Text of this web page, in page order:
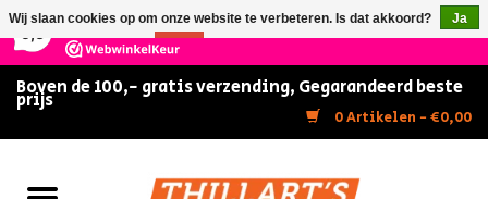
147 Reviews ×
Boven de 100,- gratis verzending, Gegarandeerd beste
prijs
0 Artikelen - €0,00
Home
Wij slaan cookies op om onze website te verbeteren. Is dat akkoord?
Ja
Nee